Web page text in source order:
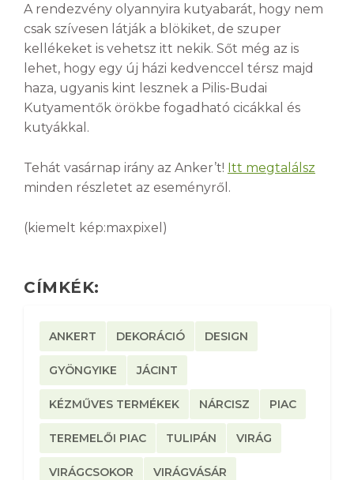
A rendezvény olyannyira kutyabarát, hogy nem
csak szívesen látják a blökiket, de szuper
kellékeket is vehetsz itt nekik. Sőt még az is
lehet, hogy egy új házi kedvenccel térsz majd
haza, ugyanis kint lesznek a Pilis-Budai
Kutyamentők örökbe fogadható cicákkal és
kutyákkal.
Tehát vasárnap irány az Anker’t! Itt megtalálsz
minden részletet az eseményről.
(kiemelt kép:maxpixel)
CÍMKÉK:
ANKERT DEKORÁCIÓ DESIGN
GYÖNGYIKE JÁCINT
KÉZMŰVES TERMÉKEK NÁRCISZ PIAC
TEREMELŐI PIAC TULIPÁN VIRÁG
VIRÁGCSOKOR VIRÁGVÁSÁR